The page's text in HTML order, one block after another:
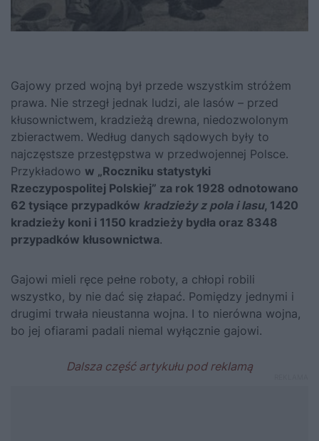
Gajowy przed wojną był przede wszystkim stróżem
prawa. Nie strzegł jednak ludzi, ale lasów – przed
kłusownictwem, kradzieżą drewna, niedozwolonym
zbieractwem. Według danych sądowych były to
najczęstsze przestępstwa w przedwojennej Polsce.
Przykładowo w „Roczniku statystyki
Rzeczypospolitej Polskiej” za rok 1928 odnotowano
62 tysiące przypadków kradzieży z pola i lasu, 1420
kradzieży koni i 1150 kradzieży bydła oraz 8348
przypadków kłusownictwa.
Gajowi mieli ręce pełne roboty, a chłopi robili
wszystko, by nie dać się złapać. Pomiędzy jednymi i
drugimi trwała nieustanna wojna. I to nierówna wojna,
bo jej ofiarami padali niemal wyłącznie gajowi.